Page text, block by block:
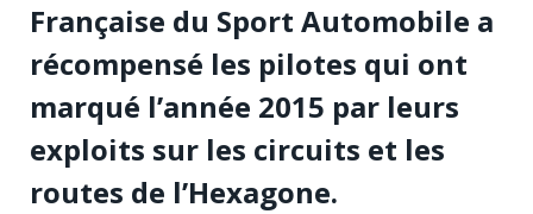
Française du Sport Automobile a
récompensé les pilotes qui ont
marqué l’année 2015 par leurs
exploits sur les circuits et les
routes de l’Hexagone.